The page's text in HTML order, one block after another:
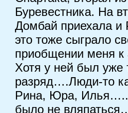
Буревестника. На
Домбай приехала и
это тоже сыграло
приобщении меня к
Хотя у ней был уже
разряд….Люди-то
Рина, Юра, Илья…..
было не